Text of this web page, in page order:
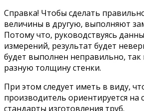
Справка! Чтобы сделать
величины в другую, выполняют
Потому что, руководствуясь
измерений, результат будет
будет выполнен неправильно,
разную толщину стенки.
При этом следует иметь в виду,
производитель ориентируется на
стандарты изготовления труб.